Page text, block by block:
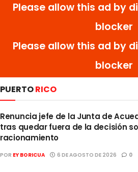
PUERTORICO
Renuncia jefe de la Junta de
tras quedar fuera de la decisión
racionamiento
POR EY BORICUA 6 DE AGOSTO DE 2026 0